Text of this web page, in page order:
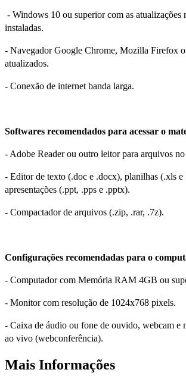
- Windows 10 ou superior com as atualizações
instaladas.
- Navegador Google Chrome, Mozilla Firefox
atualizados.
- Conexão de internet banda larga.
Softwares recomendados para acessar o
- Adobe Reader ou outro leitor para arquivos
- Editor de texto (.doc e .docx), planilhas (.xls e
apresentações (.ppt, .pps e .pptx).
- Compactador de arquivos (.zip, .rar, .7z).
Configurações recomendadas para o
- Computador com Memória RAM 4GB ou
- Monitor com resolução de 1024x768 pixels.
- Caixa de áudio ou fone de ouvido, webcam e
ao vivo (webconferência).
Mais Informações